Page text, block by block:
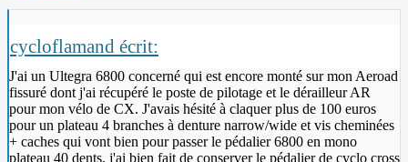
cycloflamand écrit:
J'ai un Ultegra 6800 concerné qui est encore monté sur mon Aeroad
fissuré dont j'ai récupéré le poste de pilotage et le dérailleur AR
pour mon vélo de CX. J'avais hésité à claquer plus de 100 euros
pour un plateau 4 branches à denture narrow/wide et vis cheminées
+ caches qui vont bien pour passer le pédalier 6800 en mono
plateau 40 dents, j'ai bien fait de conserver le pédalier de cyclo cross